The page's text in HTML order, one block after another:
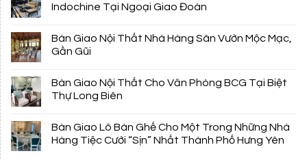
Indochine Tại Ngoại Giao Đoàn
Bàn Giao Nội Thất Nhà Hàng Sân Vườn Mộc Mạc,
Gần Gũi
Bàn Giao Nội Thất Cho Văn Phòng BCG Tại Biệt
Thự Long Biên
Bàn Giao Lô Bàn Ghế Cho Một Trong Những Nhà
Hàng Tiệc Cưới “Sịn” Nhất Thành Phố Hưng Yên